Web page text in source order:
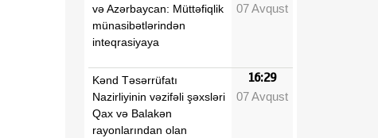
və Azərbaycan: Müttəfiqlik
münasibətlərindən
inteqrasiyaya
07 Avqust
Kənd Təsərrüfatı
Nazirliyinin vəzifəli şəxsləri
Qax və Balakən
rayonlarından olan
16:29
07 Avqust